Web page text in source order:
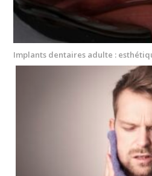
Implants dentaires adulte :